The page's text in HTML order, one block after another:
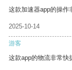
这款加速器app的操作
2025-10-14
游客
这款app的物流非常快